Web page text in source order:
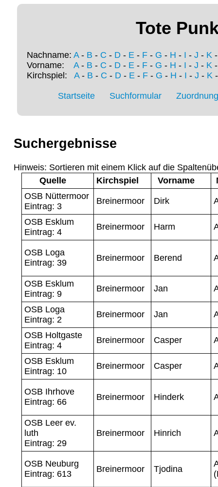
Tote
Nachname: A- B - C - D - E - F - G - H - I - J - K
Vorname: A- B - C - D - E - F - G - H - I - J - K
Kirchspiel: A- B - C - D- E- F- G - H - I - J - K
Startseite Suchformular
Suchergebnisse
Hinweis: Sortieren mit einem Klick auf die
Quelle
Kirchspiel Vorname
OSB Nüttermoor
Eintrag: 3
Breinermoor Dirk
OSB Esklum
Eintrag: 4
Breinermoor Harm
OSB Loga
Eintrag: 39
Breinermoor Berend
OSB Esklum
Eintrag: 9
Breinermoor Jan
OSB Loga
Eintrag: 2
Breinermoor Jan
OSB Holtgaste
Eintrag: 4
Breinermoor Casper
OSB Esklum
Eintrag: 10
Breinermoor Casper
OSB Ihrhove
Eintrag: 66
Breinermoor Hinderk
OSB Leer ev.
luth
Eintrag: 29
Breinermoor Hinrich
OSB Neuburg
Eintrag: 613
Breinermoor Tjodina